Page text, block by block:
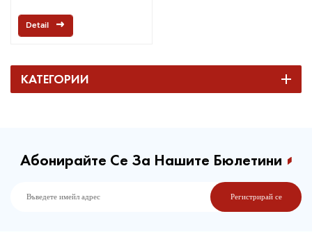
Detail
КАТЕГОРИИ
Абонирайте Се За Нашите Бюлетини